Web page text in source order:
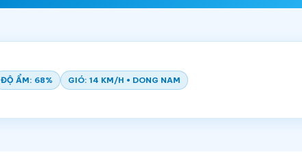
ĐỘ ẨM: 68% GIÓ: 14 KM/H • DONG NAM